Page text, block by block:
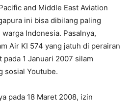
and Middle East Aviation
ini bisa dibilang paling
Indonesia. Pasalnya,
Air KI 574 yang jatuh di perairan
pada 1 Januari 2007 silam
sosial Youtube.
pada 18 Maret 2008, izin